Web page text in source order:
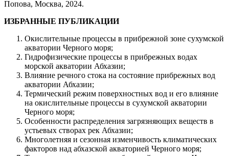
Попова, Москва, 2024.
ИЗБРАННЫЕ ПУБЛИКАЦИИ
Окислительные процессы в прибрежной зоне сухумской
акватории Черного моря;
Гидрофизические процессы в прибрежных водах
морской акватории Абхазии;
Влияние речного стока на состояние прибрежных вод
акватории Абхазии;
Термический режим поверхностных вод и его влияние
на окислительные процессы в сухумской акватории
Черного моря;
Особенности распределения загрязняющих веществ в
устьевых створах рек Абхазии;
Многолетняя и сезонная изменчивость климатических
факторов над абхазской акваторией Черного моря;